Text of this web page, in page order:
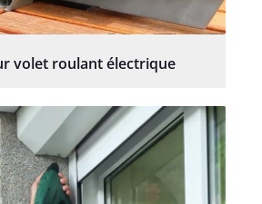
volet roulant électrique